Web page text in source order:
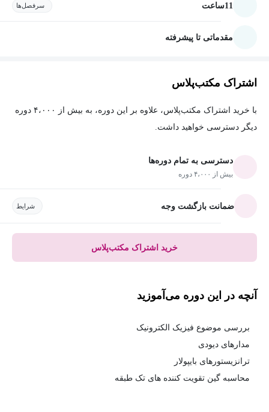
11ساعت سرفصل‌ها
مقدماتی تا پیشرفته
اشتراک مکتب‌پلاس
با خرید اشتراک مکتب‌پلاس، علاوه بر این دوره، به بیش از ۴،۰۰۰ دوره
دیگر دسترسی خواهید داشت.
دسترسی به تمام دوره‌ها
بیش از ۴،۰۰۰ دوره
ضمانت بازگشت وجه شرایط
خرید اشتراک مکتب‌پلاس
آنچه در این دوره می‌آموزید
بررسی موضوع فیزیک الکترونیک
مدارهای دیودی
ترانزیستورهای بایپولار
محاسبه گین تقویت کننده های تک طبقه